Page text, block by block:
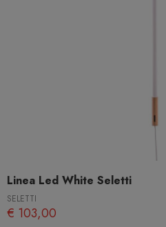
Linea Led White Seletti
SELETTI
€ 103,00